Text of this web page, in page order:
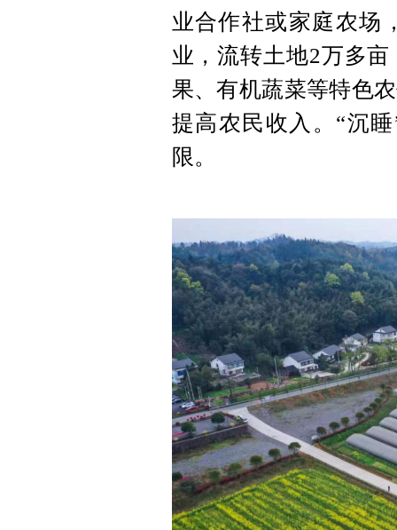
业合作社或家庭农场
业，流转土地2万多
果、有机蔬菜等特色
提高农民收入。“沉
限。